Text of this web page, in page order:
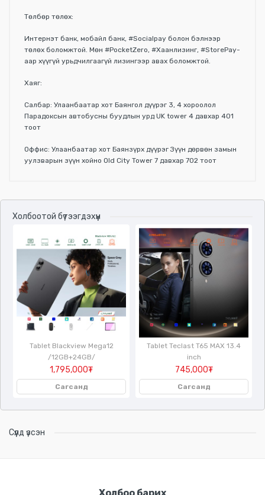
Төлбөр төлөх:
Интернэт банк, мобайл банк, #Socialpay болон бэлнээр
төлөх боломжтой. Мөн #PocketZero, #Хаанлизинг, #StorePay-
аар хүүгүй урьдчилгаагүй лизингээр авах боломжтой.
Хаяг:
Салбар: Улаанбаатар хот Баянгол дүүрэг 3, 4 хороолол
Парадоксын автобусны буудлын урд UK tower 4 давхар 401
тоот
Оффис: Улаанбаатар хот Баянзүрх дүүрэг Зүүн дөрвөн замын
уулзварын зүүн хойно Old City Tower 7 давхар 702 тоот
Холбоотой бүтээгдэхүүн
Tablet Blackview Mega12
/12GB+24GB/
1,795,000₮
Сагсанд
Tablet Teclast T65 MAX 13.4
inch
745,000₮
Сагсанд
Сүүлд үзсэн